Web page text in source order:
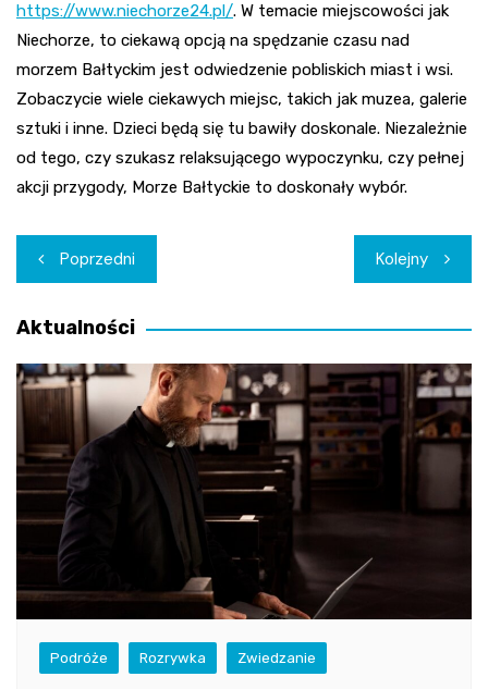
https://www.niechorze24.pl/. W temacie miejscowości jak
Niechorze, to ciekawą opcją na spędzanie czasu nad
morzem Bałtyckim jest odwiedzenie pobliskich miast i wsi.
Zobaczycie wiele ciekawych miejsc, takich jak muzea, galerie
sztuki i inne. Dzieci będą się tu bawiły doskonale. Niezależnie
od tego, czy szukasz relaksującego wypoczynku, czy pełnej
akcji przygody, Morze Bałtyckie to doskonały wybór.
Nawigacja
wpisu
Poprzedni Kolejny
Aktualności
Podróże Rozrywka Zwiedzanie